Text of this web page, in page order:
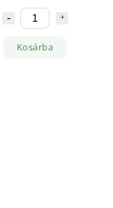
Kosárba